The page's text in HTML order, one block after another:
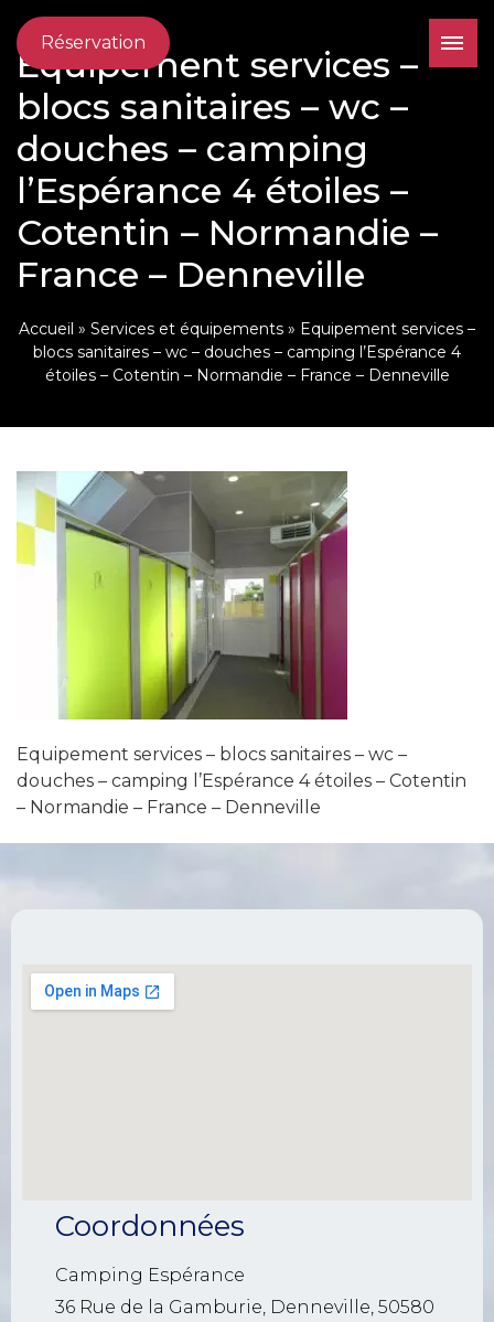
Réservation
Equipement services –
blocs sanitaires – wc –
douches – camping
l’Espérance 4 étoiles –
Cotentin – Normandie –
France – Denneville
Accueil » Services et équipements » Equipement services –
blocs sanitaires – wc – douches – camping l’Espérance 4
étoiles – Cotentin – Normandie – France – Denneville
Equipement services – blocs sanitaires – wc –
douches – camping l’Espérance 4 étoiles – Cotentin
– Normandie – France – Denneville
Coordonnées
Camping Espérance
36 Rue de la Gamburie, Denneville, 50580